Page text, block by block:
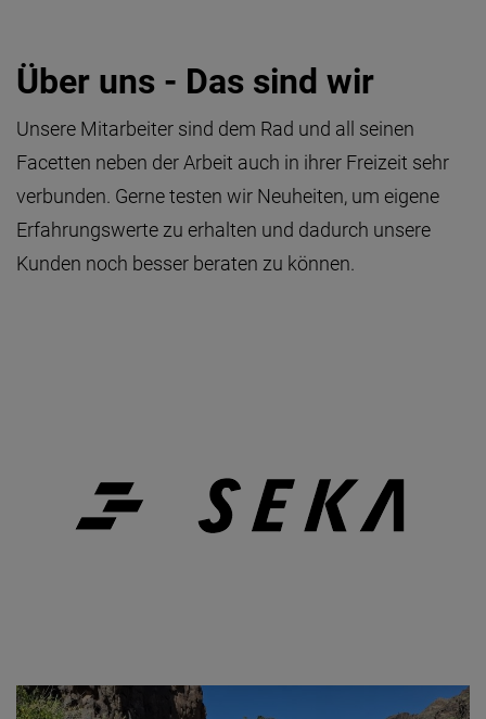
Über uns - Das sind wir
Unsere Mitarbeiter sind dem Rad und all seinen
Facetten neben der Arbeit auch in ihrer Freizeit sehr
verbunden. Gerne testen wir Neuheiten, um eigene
Erfahrungswerte zu erhalten und dadurch unsere
Kunden noch besser beraten zu können.